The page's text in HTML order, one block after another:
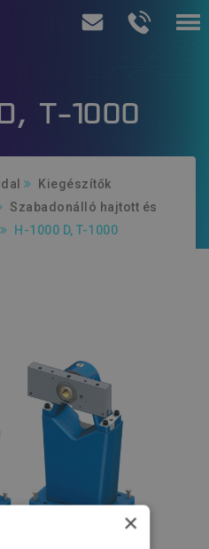
T-1000
Kiegészítők
Szabadonálló hajtott és
H-1000 D, T-1000
×